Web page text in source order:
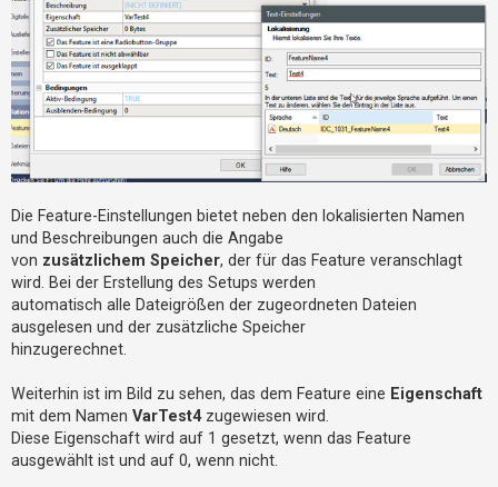
h
e
m
e
n
S
u
c
h
e
A
Q
Die Feature-Einstellungen bietet neben den lokalisierten Namen
und Beschreibungen auch die Angabe
von zusätzlichem Speicher, der für das Feature veranschlagt
wird. Bei der Erstellung des Setups werden
automatisch alle Dateigrößen der zugeordneten Dateien
ausgelesen und der zusätzliche Speicher
hinzugerechnet.
Weiterhin ist im Bild zu sehen, das dem Feature eine Eigenschaft
mit dem Namen VarTest4zugewiesen wird.
Diese Eigenschaft wird auf 1 gesetzt, wenn das Feature
ausgewählt ist und auf 0, wenn nicht.